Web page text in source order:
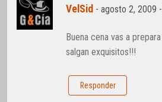
VelSid -agosto 2, 2009
Buena cena vas a
salgan exquisitos!!!
Responder